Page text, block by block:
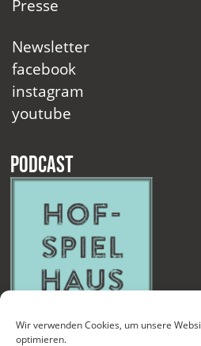
Wir verwenden Cookies, um unsere
optimieren.
Presse
Newsletter
facebook
instagram
youtube
Podcast